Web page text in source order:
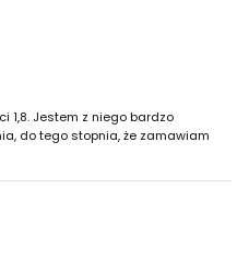
1,8. Jestem z niego bardzo
do tego stopnia, że zamawiam